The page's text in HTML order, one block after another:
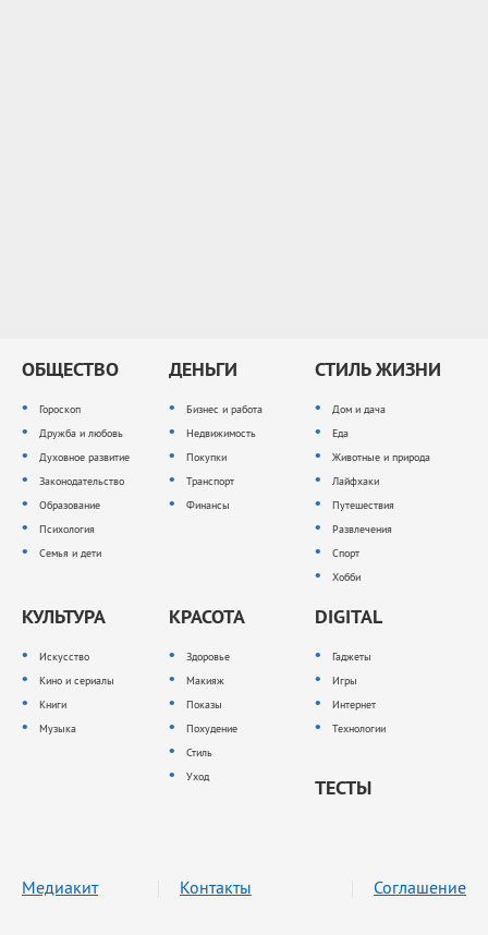
ОБЩЕСТВО
Гороскоп
Дружба и любовь
Духовное развитие
Законодательство
Образование
Психология
Семья и дети
ДЕНЬГИ
Бизнес и работа
Недвижимость
Покупки
Транспорт
Финансы
СТИЛЬ ЖИЗНИ
Дом и дача
Еда
Животные и природа
Лайфхаки
Путешествия
Развлечения
Спорт
Хобби
КУЛЬТУРА
Искусство
Кино и сериалы
Книги
Музыка
КРАСОТА
Здоровье
Макияж
Показы
Похудение
Стиль
Уход
DIGITAL
Гаджеты
Игры
Интернет
Технологии
ТЕСТЫ
Медиакит Контакты Соглашение